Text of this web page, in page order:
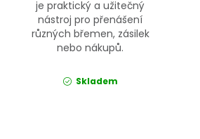
je praktický a užitečný
nástroj pro přenášení
různých břemen, zásilek
nebo nákupů.
Skladem